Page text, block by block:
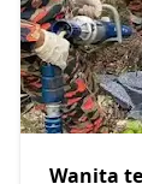
Wanita